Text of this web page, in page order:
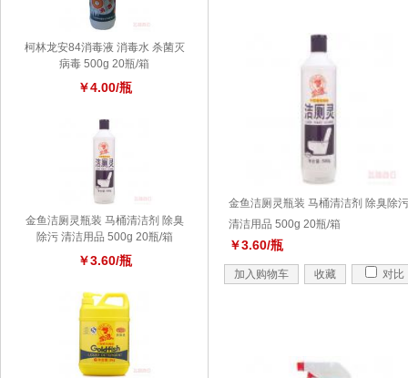
柯林龙安84消毒液 消毒水 杀菌灭
病毒 500g 20瓶/箱
￥4.00/瓶
金鱼洁厕灵瓶装 马桶清洁剂 除臭
除污 清洁用品 500g 20瓶/箱
￥3.60/瓶
金鱼洁厕灵瓶装 马桶清洁剂 除臭除污
清洁用品 500g 20瓶/箱
￥3.60/瓶
加入购物车 收藏 对比